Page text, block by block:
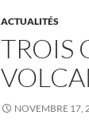
ACTUALITÉS
TROIS
NOVEMBRE 17,